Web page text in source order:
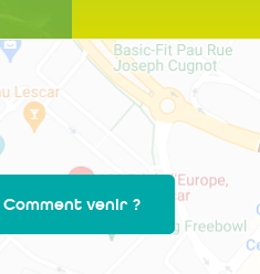
Comment venir ?